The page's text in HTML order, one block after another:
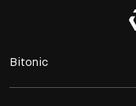
Bitonic